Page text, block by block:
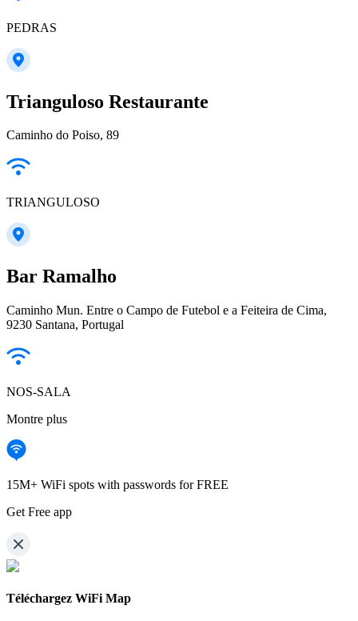
PEDRAS
Trianguloso Restaurante
Caminho do Poiso, 89
TRIANGULOSO
Bar Ramalho
Caminho Mun. Entre o Campo de Futebol e a Feiteira de Cima,
9230 Santana, Portugal
NOS-SALA
Montre plus
15M+ WiFi spots with passwords for FREE
Get Free app
Téléchargez WiFi Map